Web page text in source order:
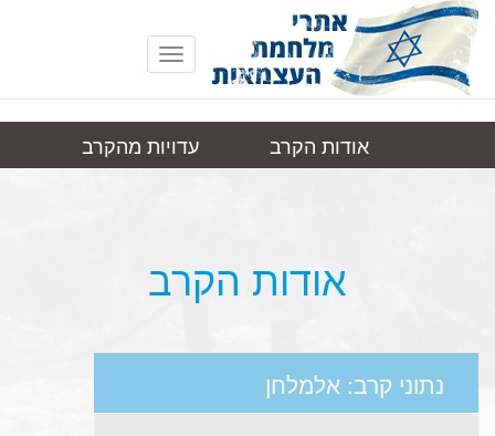
Toggle
navigation
אלמלחן
אודות הקרב
עדויות מהקרב
אודות הקרב
נתוני קרב: אלמלחן